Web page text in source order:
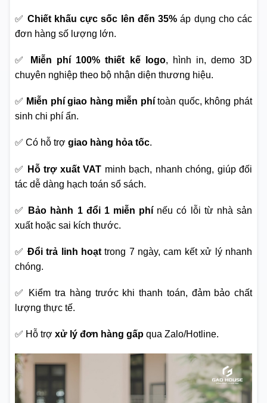
✅ Chiết khấu cực sốc lên đến 35% áp dụng cho các
đơn hàng số lượng lớn.
✅ Miễn phí 100% thiết kế logo, hình in, demo 3D
chuyên nghiệp theo bộ nhận diện thương hiệu.
✅ Miễn phí giao hàng miễn phítoàn quốc, không phát
sinh chi phí ẩn.
✅ Có hỗ trợ giao hàng hỏa tốc.
✅ Hỗ trợ xuất VAT minh bạch, nhanh chóng, giúp đối
tác dễ dàng hạch toán sổ sách.
✅ Bảo hành 1 đổi 1 miễn phí nếu có lỗi từ nhà sản
xuất hoặc sai kích thước.
✅ Đổi trả linh hoạttrong 7 ngày, cam kết xử lý nhanh
chóng.
✅ Kiểm tra hàng trước khi thanh toán, đảm bảo chất
lượng thực tế.
✅ Hỗ trợ xử lý đơn hàng gấp qua Zalo/Hotline.